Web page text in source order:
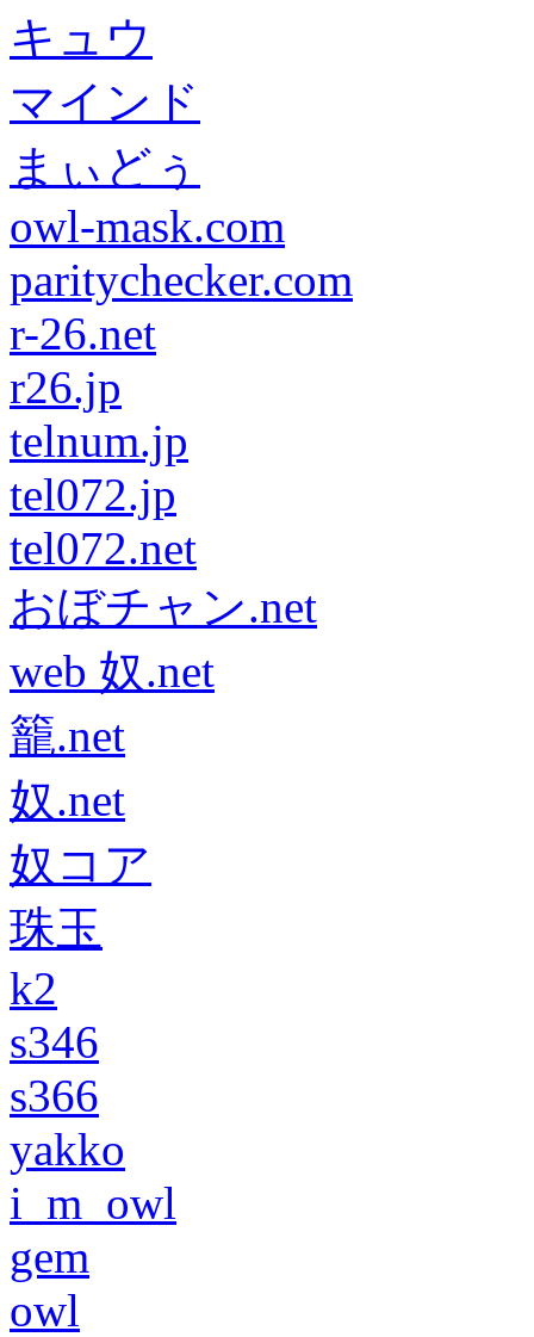
キュウ
マインド
まぃどぅ
owl-mask.com
paritychecker.com
r-26.net
r26.jp
telnum.jp
tel072.jp
tel072.net
おぼチャン.net
web 奴.net
籠.net
奴.net
奴コア
珠玉
k2
s346
s366
yakko
i_m_owl
gem
owl